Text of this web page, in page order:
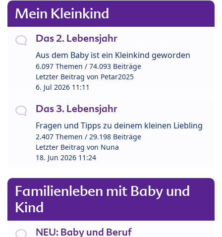
Mein Kleinkind
Das 2. Lebensjahr
Aus dem Baby ist ein Kleinkind geworden
6.097 Themen / 74.093 Beiträge
Letzter Beitrag von Petar2025
6. Jul 2026 11:11
Das 3. Lebensjahr
Fragen und Tipps zu deinem kleinen Liebling
2.407 Themen / 29.198 Beiträge
Letzter Beitrag von Nuna
18. Jun 2026 11:24
Familienleben mit Baby und
Kind
NEU: Baby und Beruf